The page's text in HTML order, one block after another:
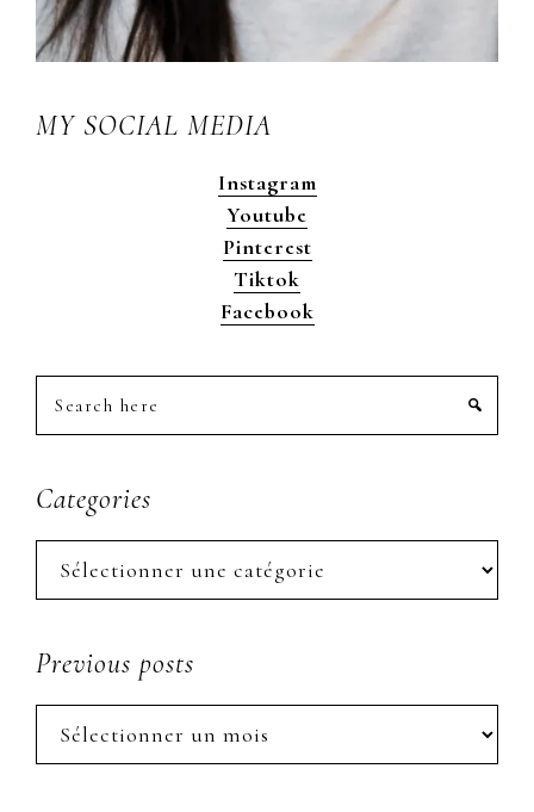
MY SOCIAL MEDIA
Instagram
Youtube
Pinterest
Tiktok
Facebook
Categories
Previous posts
posts